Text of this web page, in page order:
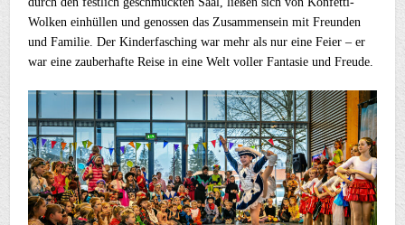
Wolken einhüllen und genossen das Zusammensein mit Freunden
und Familie. Der Kinderfasching war mehr als nur eine Feier – er
war eine zauberhafte Reise in eine Welt voller Fantasie und Freude.